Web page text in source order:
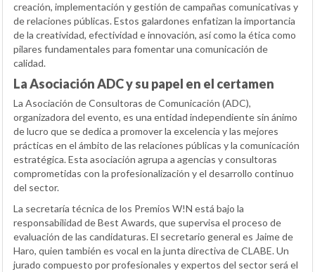
creación, implementación y gestión de campañas comunicativas y
de relaciones públicas. Estos galardones enfatizan la importancia
de la creatividad, efectividad e innovación, así como la ética como
pilares fundamentales para fomentar una comunicación de
calidad.
La Asociación ADC y su papel en el certamen
La Asociación de Consultoras de Comunicación (ADC),
organizadora del evento, es una entidad independiente sin ánimo
de lucro que se dedica a promover la excelencia y las mejores
prácticas en el ámbito de las relaciones públicas y la comunicación
estratégica. Esta asociación agrupa a agencias y consultoras
comprometidas con la profesionalización y el desarrollo continuo
del sector.
La secretaría técnica de los Premios W!N está bajo la
responsabilidad de Best Awards, que supervisa el proceso de
evaluación de las candidaturas. El secretario general es Jaime de
Haro, quien también es vocal en la junta directiva de CLABE. Un
jurado compuesto por profesionales y expertos del sector será el